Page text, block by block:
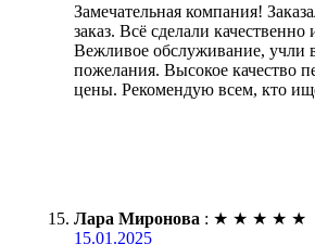
Замечательная компания!
заказ. Всё сделали качественно
Вежливое обслуживание, учли
пожелания. Высокое качество
цены. Рекомендую всем, кто
Лара Миронова : ★ ★ ★ ★ ★
15.01.2025